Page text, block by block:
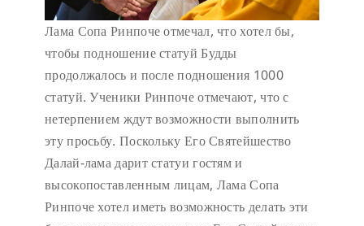
Лама Сопа Ринпоче отмечал, что хотел бы,
чтобы подношение статуй Будды
продолжалось и после подношения 1000
статуй. Ученики Ринпоче отмечают, что с
нетерпением ждут возможности выполнить
эту просьбу. Поскольку Его Святейшество
Далай-лама дарит статуи гостям и
высокопоставленным лицам, Лама Сопа
Ринпоче хотел иметь возможность делать эти